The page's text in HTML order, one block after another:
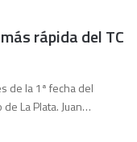
rápida del TC
de la 1ª fecha del
La Plata. Juan…